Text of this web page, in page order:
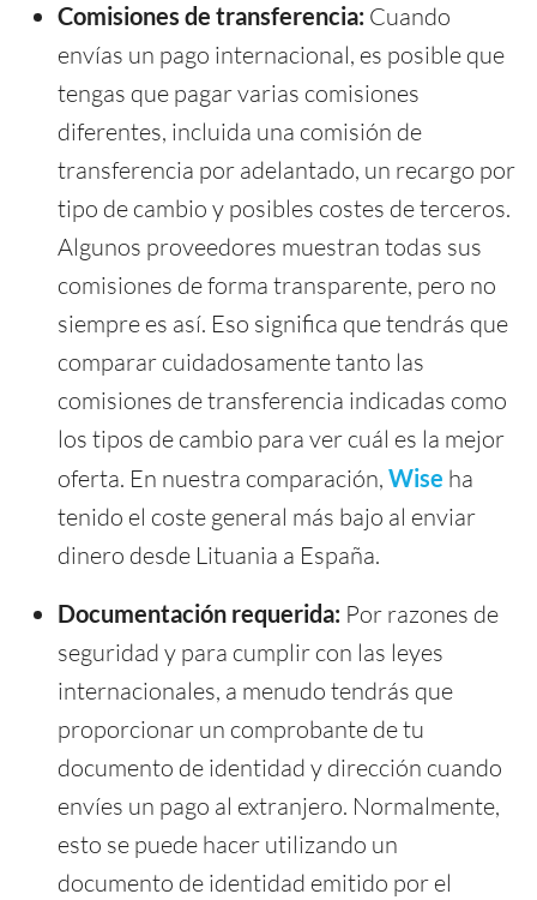
Comisiones de transferencia: Cuando
envías un pago internacional, es posible que
tengas que pagar varias comisiones
diferentes, incluida una comisión de
transferencia por adelantado, un recargo por
tipo de cambio y posibles costes de terceros.
Algunos proveedores muestran todas sus
comisiones de forma transparente, pero no
siempre es así. Eso significa que tendrás que
comparar cuidadosamente tanto las
comisiones de transferencia indicadas como
los tipos de cambio para ver cuál es la mejor
oferta. En nuestra comparación, Wise ha
tenido el coste general más bajo al enviar
dinero desde Lituania a España.
Documentación requerida: Por razones de
seguridad y para cumplir con las leyes
internacionales, a menudo tendrás que
proporcionar un comprobante de tu
documento de identidad y dirección cuando
envíes un pago al extranjero. Normalmente,
esto se puede hacer utilizando un
documento de identidad emitido por el